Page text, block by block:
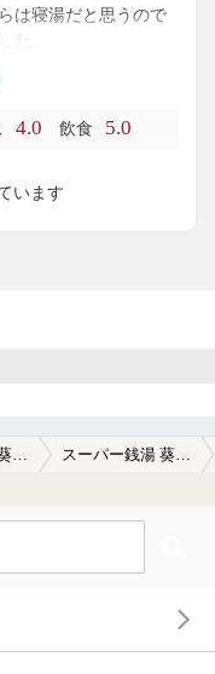
は寝湯だと思うので
た。
円のところ、JAFの
、会員料金600円。
、露天風呂有り。
のメニューがありま
す。ご飯に混ぜず、
員証提示で5%引きに
ありますので、食事
証作成がお得なスー
4.0 飲食 5.0
います
スーパー銭湯 葵湯（閉館しました） スーパー銭湯 葵湯（閉館しました）の口コミ一覧